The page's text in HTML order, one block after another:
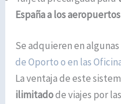
España a los
Se adquieren en
de Oporto o en las
La ventaja de este
ilimitadode viajes por